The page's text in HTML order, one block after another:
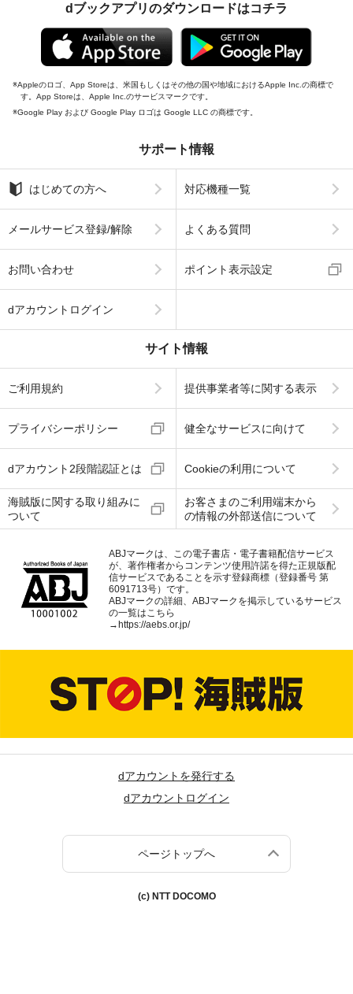
dブックアプリのダウンロードはコチラ
Appleのロゴ、App Storeは、米国もしくはその他の国や地域におけるApple Inc.の商標で
す。App Storeは、Apple Inc.のサービスマークです。
Google Play および Google Play ロゴは Google LLC の商標です。
サポート情報
はじめての方へ 対応機種一覧
メールサービス登録/解除 よくある質問
お問い合わせ ポイント表示設定
dアカウントログイン
サイト情報
ご利用規約 提供事業者等に関する表示
プライバシーポリシー 健全なサービスに向けて
dアカウント2段階認証とは Cookieの利用について
海賊版に関する取り組みに
ついて
お客さまのご利用端末から
の情報の外部送信について
ABJマークは、この電子書店・電子書籍配信サービス
が、著作権者からコンテンツ使用許諾を得た正規版配
信サービスであることを示す登録商標（登録番号 第
6091713号）です。
ABJマークの詳細、ABJマークを掲示しているサービス
の一覧はこちら
→https://aebs.or.jp/
dアカウントを発行する
dアカウントログイン
ページトップへ
(c) NTT DOCOMO